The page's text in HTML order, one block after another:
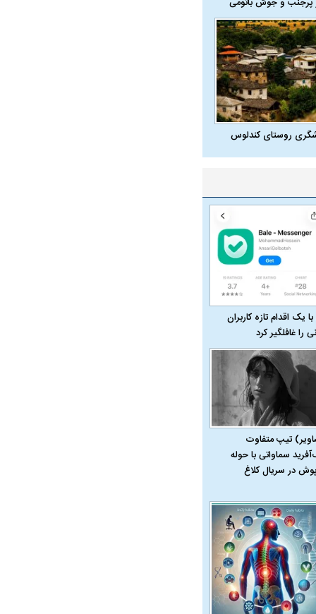
روستای کندلوس
یک اقدام تازه کاربران
را غافلگیر کرد
تیپ متفاوت
سماواتی با حوله
در سریال کلاغ